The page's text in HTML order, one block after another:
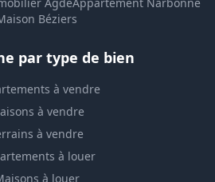
Béziers
par type de bien
à vendre
à vendre
à vendre
à louer
à louer